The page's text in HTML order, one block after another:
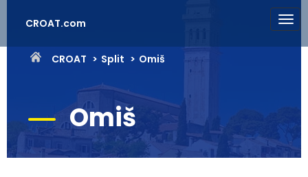
CROAT.com
CROAT Split Omiš
Omiš